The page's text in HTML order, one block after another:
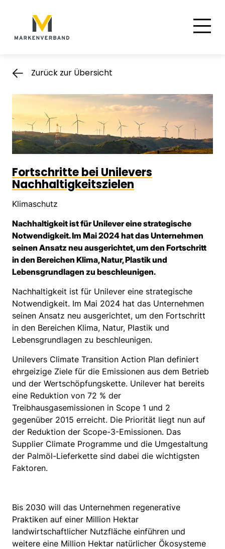
Hauptnavigation
Zurück zur Übersicht
Fortschritte bei Unilevers
Nachhaltigkeitszielen
Klimaschutz
Nachhaltigkeit ist für Unilever eine strategische
Notwendigkeit. Im Mai 2024 hat das Unternehmen
seinen Ansatz neu ausgerichtet, um den Fortschritt
in den Bereichen Klima, Natur, Plastik und
Lebensgrundlagen zu beschleunigen.
Nachhaltigkeit ist für Unilever eine strategische
Notwendigkeit. Im Mai 2024 hat das Unternehmen
seinen Ansatz neu ausgerichtet, um den Fortschritt
in den Bereichen Klima, Natur, Plastik und
Lebensgrundlagen zu beschleunigen.
Unilevers Climate Transition Action Plan definiert
ehrgeizige Ziele für die Emissionen aus dem Betrieb
und der Wertschöpfungskette. Unilever hat bereits
eine Reduktion von 72 % der
Treibhausgasemissionen in Scope 1 und 2
gegenüber 2015 erreicht. Die Priorität liegt nun auf
der Reduktion der Scope-3-Emissionen. Das
Supplier Climate Programme und die Umgestaltung
der Palmöl-Lieferkette sind dabei die wichtigsten
Faktoren.
Bis 2030 will das Unternehmen regenerative
Praktiken auf einer Million Hektar
landwirtschaftlicher Nutzfläche einführen und
weitere eine Million Hektar natürlicher Ökosysteme